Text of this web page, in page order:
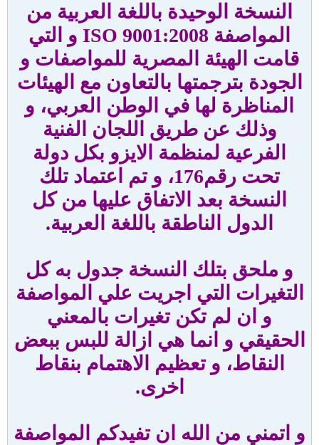
النسخة الوحيدة باللغة العربية من
المواصفة ISO 9001:2008 و التي
قامت الهيئة المصرية للمواصفات و
الجودة بترجمتها بالتعاون مع الهيئات
المناظرة لها في الوطن العربي، و
وذلك عن طريق اللجان الفنية
الفرعية لمنظمة الايزو بكل دولة
تحت رقم176، و تم اعتماد تلك
النسخة بعد الاتفاق عليها من كل
الدول الناطقة باللغة العربية.
و ملحق بتلك النسخة جدول به كل
التغيرات التي اجريت علي المواصفة
و ان لم تكن تغيرات بالمعني
الحقيقي و انما هي ازالة للبس ببعض
النقاط، و تعظيم الاهتمام بنقاط
اخرى.
و اتمني من الله ان تفيدكم المواصفة